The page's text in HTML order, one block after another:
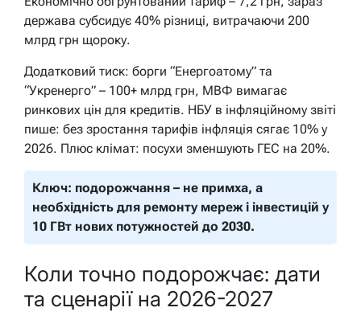
держава субсидує 40% різниці, витрачаючи 200
млрд грн щороку.
Додатковий тиск: борги “Енергоатому” та
“Укренерго” – 100+ млрд грн, МВФ вимагає
ринкових цін для кредитів. НБУ в інфляційному звіті
пише: без зростання тарифів інфляція сягає 10% у
2026. Плюс клімат: посухи зменшують ГЕС на 20%.
Ключ: подорожчання – не примха, а
необхідність для ремонту мереж і інвестицій у
10 ГВт нових потужностей до 2030.
Коли точно подорожчає: дати
та сценарії на 2026-2027